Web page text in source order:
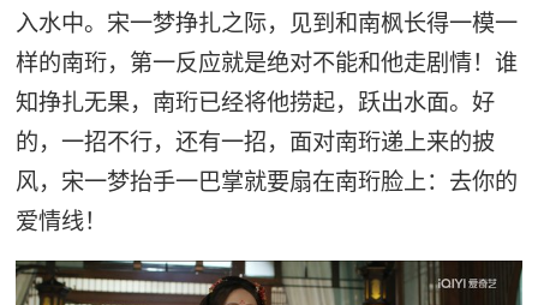
入水中。宋一梦挣扎之际，见到和南枫长得一模一
样的南珩，第一反应就是绝对不能和他走剧情！谁
知挣扎无果，南珩已经将他捞起，跃出水面。好
的，一招不行，还有一招，面对南珩递上来的披
风，宋一梦抬手一巴掌就要扇在南珩脸上：去你的
爱情线！